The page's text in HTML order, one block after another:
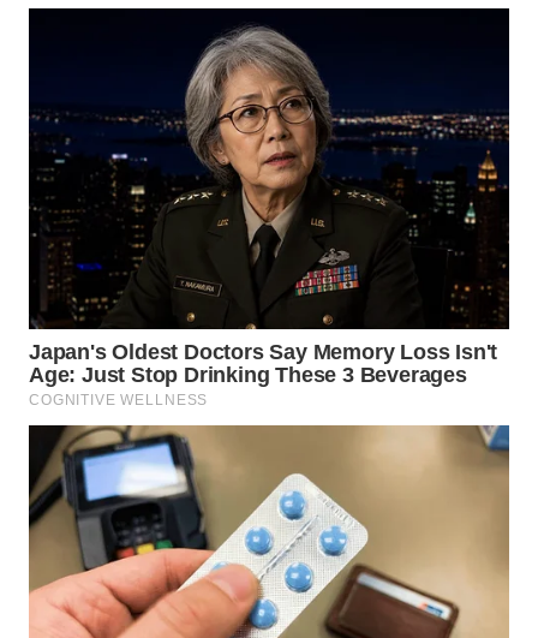
WN
DAIRI
WN
DANAU
TOBA
WN
NIAS
WN
LANGKAT
WN
TAPANULI
SELATAN
WN